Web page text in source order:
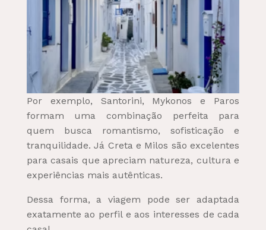
Por exemplo, Santorini, Mykonos e Paros
formam uma combinação perfeita para
quem busca romantismo, sofisticação e
tranquilidade. Já Creta e Milos são excelentes
para casais que apreciam natureza, cultura e
experiências mais autênticas.
Dessa forma, a viagem pode ser adaptada
exatamente ao perfil e aos interesses de cada